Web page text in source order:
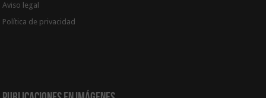
Aviso legal
Política de privacidad